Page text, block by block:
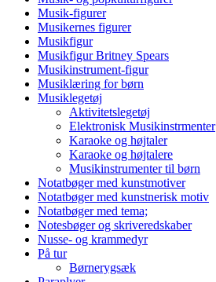
Musik-figurer
Musikernes figurer
Musikfigur
Musikfigur Britney Spears
Musikinstrument-figur
Musiklæring for børn
Musiklegetøj
Aktivitetslegetøj
Elektronisk Musikinstrmenter
Karaoke og højtaler
Karaoke og højtalere
Musikinstrumenter til børn
Notatbøger med kunstmotiver
Notatbøger med kunstnerisk motiv
Notatbøger med tema;
Notesbøger og skriveredskaber
Nusse- og krammedyr
På tur
Børnerygsæk